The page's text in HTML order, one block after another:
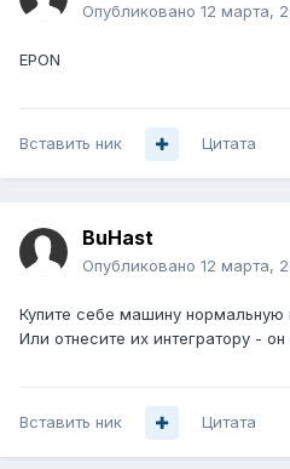
Опубликовано 12 марта,
EPON
Вставить ник Цитата
BuHast
Опубликовано 12 марта,
Купите себе машину нормальную
Или отнесите их интегратору -
Вставить ник Цитата